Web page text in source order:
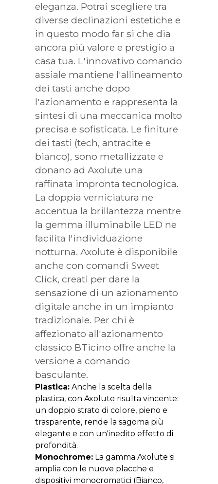
eleganza. Potrai scegliere tra
diverse declinazioni estetiche e
in questo modo far si che dia
ancora più valore e prestigio a
casa tua. L'innovativo comando
assiale mantiene l'allineamento
dei tasti anche dopo
l'azionamento e rappresenta la
sintesi di una meccanica molto
precisa e sofisticata. Le finiture
dei tasti (tech, antracite e
bianco), sono metallizzate e
donano ad Axolute una
raffinata impronta tecnologica.
La doppia verniciatura ne
accentua la brillantezza mentre
la gemma illuminabile LED ne
facilita l'individuazione
notturna. Axolute è disponibile
anche con comandi Sweet
Click, creati per dare la
sensazione di un azionamento
digitale anche in un impianto
tradizionale. Per chi è
affezionato all'azionamento
classico BTicino offre anche la
versione a comando
basculante.
Plastica: Anche la scelta della
plastica, con Axolute risulta vincente:
un doppio strato di colore, pieno e
trasparente, rende la sagoma più
elegante e con un'inedito effetto di
profondità.
Monochrome: La gamma Axolute si
amplia con le nuove placche e
dispositivi monocromatici (Bianco,